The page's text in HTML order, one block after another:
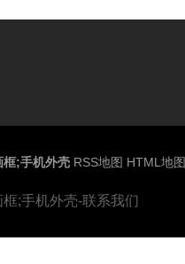
;手机外壳 RSS地图 HTML地图
;手机外壳-联系我们